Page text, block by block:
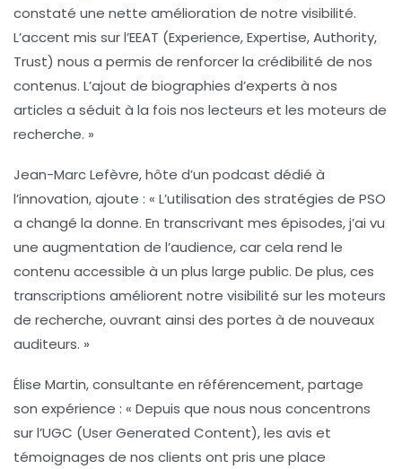
constaté une nette amélioration de notre visibilité.
L’accent mis sur l’EEAT (Experience, Expertise, Authority,
Trust) nous a permis de renforcer la crédibilité de nos
contenus. L’ajout de biographies d’experts à nos
articles a séduit à la fois nos lecteurs et les moteurs de
recherche. »
Jean-Marc Lefèvre, hôte d’un podcast dédié à
l’innovation, ajoute : « L’utilisation des stratégies de PSO
a changé la donne. En transcrivant mes épisodes, j’ai vu
une augmentation de l’audience, car cela rend le
contenu accessible à un plus large public. De plus, ces
transcriptions améliorent notre visibilité sur les moteurs
de recherche, ouvrant ainsi des portes à de nouveaux
auditeurs. »
Élise Martin, consultante en référencement, partage
son expérience : « Depuis que nous nous concentrons
sur l’UGC (User Generated Content), les avis et
témoignages de nos clients ont pris une place